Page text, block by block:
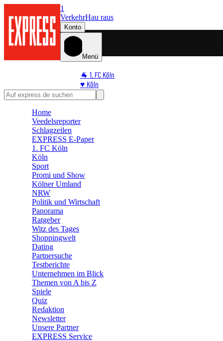
1
VerkehrHau raus
Konto
Menü
🐐 1. FC Köln
♥️ Köln
⭐ Promi
🛒 Shoppingwelt
Home
Veedelsreporter
Schlagzeilen
EXPRESS E-Paper
1. FC Köln
Köln
Sport
Promi und Show
Kölner Umland
NRW
Politik und Wirtschaft
Panorama
Ratgeber
Witz des Tages
Shoppingwelt
Dating
Partnersuche
Testberichte
Unternehmen im Blick
Themen von A bis Z
Spiele
Quiz
Redaktion
Newsletter
Unsere Partner
EXPRESS Service